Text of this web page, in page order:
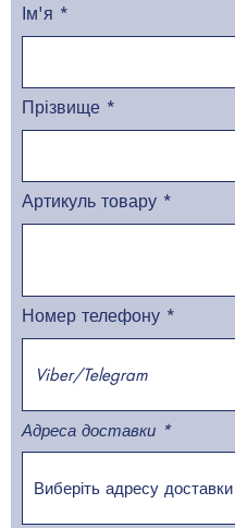
Ім'я
Прізвище
Артикуль товару
Номер телефону
Адреса доставки